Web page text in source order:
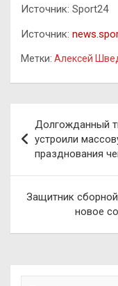
Источник: Sport24
Источник:
Метки: Алексей
по
записям
Долгожданный
устроили
празднования
Защитник
новое